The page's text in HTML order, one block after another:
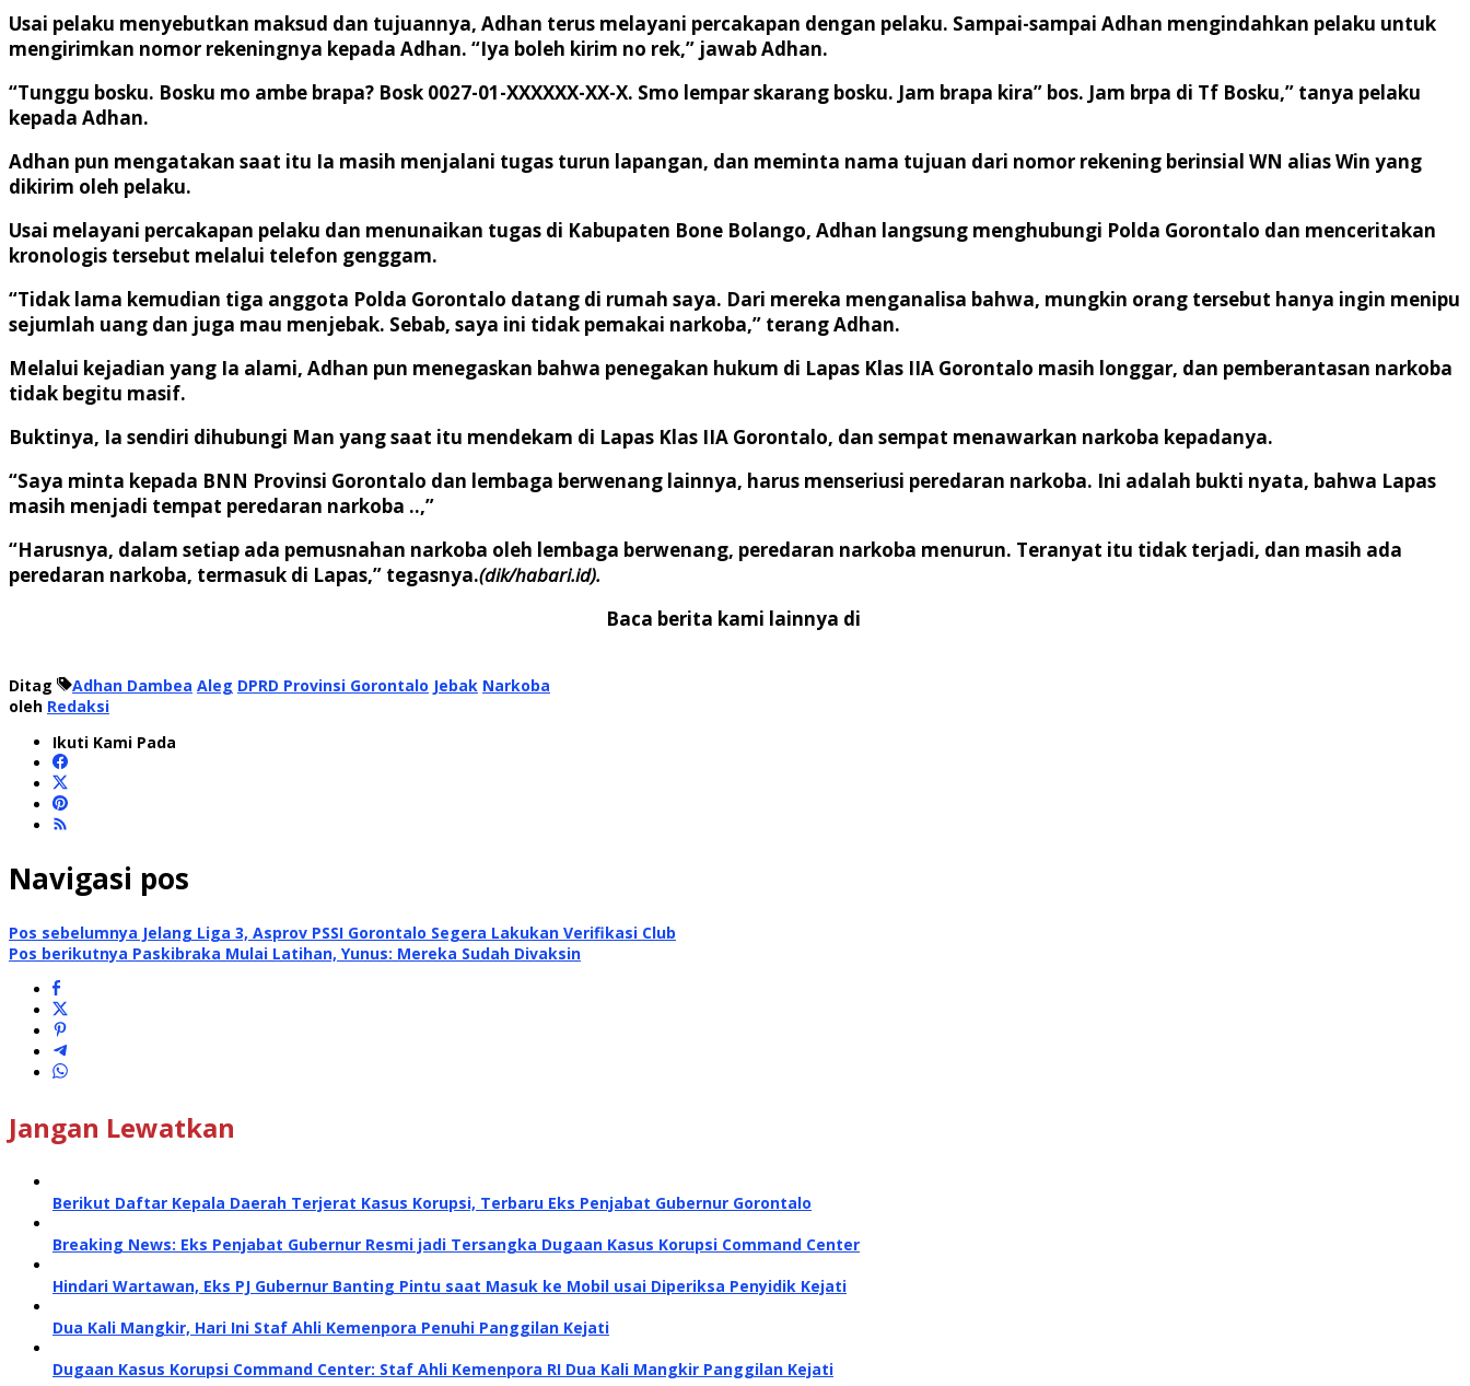
Usai pelaku menyebutkan maksud dan tujuannya, Adhan terus melayani percakapan dengan pelaku. Sampai-sampai Adhan mengindahkan pelaku untuk
mengirimkan nomor rekeningnya kepada Adhan. “Iya boleh kirim no rek,” jawab Adhan.
“Tunggu bosku. Bosku mo ambe brapa? Bosk 0027-01-XXXXXX-XX-X. Smo lempar skarang bosku. Jam brapa kira” bos. Jam brpa di Tf Bosku,” tanya pelaku
kepada Adhan.
Adhan pun mengatakan saat itu Ia masih menjalani tugas turun lapangan, dan meminta nama tujuan dari nomor rekening berinsial WN alias Win yang
dikirim oleh pelaku.
Usai melayani percakapan pelaku dan menunaikan tugas di Kabupaten Bone Bolango, Adhan langsung menghubungi Polda Gorontalo dan menceritakan
kronologis tersebut melalui telefon genggam.
“Tidak lama kemudian tiga anggota Polda Gorontalo datang di rumah saya. Dari mereka menganalisa bahwa, mungkin orang tersebut hanya ingin menipu
sejumlah uang dan juga mau menjebak. Sebab, saya ini tidak pemakai narkoba,” terang Adhan.
Melalui kejadian yang Ia alami, Adhan pun menegaskan bahwa penegakan hukum di Lapas Klas IIA Gorontalo masih longgar, dan pemberantasan narkoba
tidak begitu masif.
Buktinya, Ia sendiri dihubungi Man yang saat itu mendekam di Lapas Klas IIA Gorontalo, dan sempat menawarkan narkoba kepadanya.
“Saya minta kepada BNN Provinsi Gorontalo dan lembaga berwenang lainnya, harus menseriusi peredaran narkoba. Ini adalah bukti nyata, bahwa Lapas
masih menjadi tempat peredaran narkoba ..,”
“Harusnya, dalam setiap ada pemusnahan narkoba oleh lembaga berwenang, peredaran narkoba menurun. Teranyat itu tidak terjadi, dan masih ada
peredaran narkoba, termasuk di Lapas,” tegasnya.(dik/habari.id).
Baca berita kami lainnya di
Ditag Adhan Dambea Aleg DPRD Provinsi Gorontalo Jebak Narkoba
oleh Redaksi
Ikuti Kami Pada
Navigasi pos
Pos sebelumnya Jelang Liga 3, Asprov PSSI Gorontalo Segera Lakukan Verifikasi Club
Pos berikutnya Paskibraka Mulai Latihan, Yunus: Mereka Sudah Divaksin
Jangan Lewatkan
Berikut Daftar Kepala Daerah Terjerat Kasus Korupsi, Terbaru Eks Penjabat Gubernur Gorontalo
Breaking News: Eks Penjabat Gubernur Resmi jadi Tersangka Dugaan Kasus Korupsi Command Center
Hindari Wartawan, Eks PJ Gubernur Banting Pintu saat Masuk ke Mobil usai Diperiksa Penyidik Kejati
Dua Kali Mangkir, Hari Ini Staf Ahli Kemenpora Penuhi Panggilan Kejati
Dugaan Kasus Korupsi Command Center: Staf Ahli Kemenpora RI Dua Kali Mangkir Panggilan Kejati